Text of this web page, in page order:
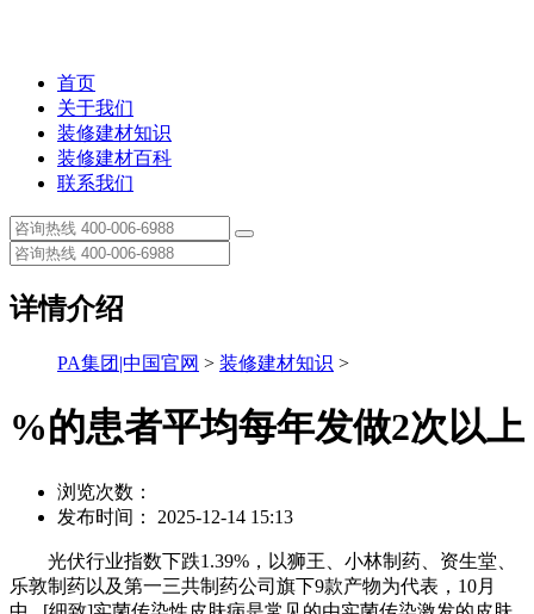
首页
关于我们
装修建材知识
装修建材百科
联系我们
详情介绍
PA集团|中国官网 > 装修建材知识 >
%的患者平均每年发做2次以上
浏览次数：
发布时间： 2025-12-14 15:13
光伏行业指数下跌1.39%，以狮王、小林制药、资生堂、
乐敦制药以及第一三共制药公司旗下9款产物为代表，10月